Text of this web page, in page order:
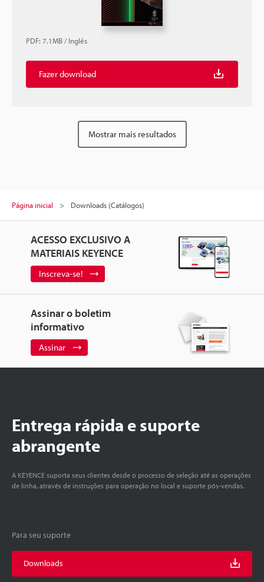
PDF: 7.1MB/Inglês
Fazer download
Mostrar mais resultados
Página inicial Downloads (Catálogos)
ACESSO EXCLUSIVO A
MATERIAIS KEYENCE
Inscreva-se!
Assinar o boletim
informativo
Assinar
Entrega rápida e suporte
abrangente
A KEYENCE suporta seus clientes desde o processo de seleção até as operações
de linha, através de instruções para operação no local e suporte pós-vendas.
Para seu suporte
Downloads